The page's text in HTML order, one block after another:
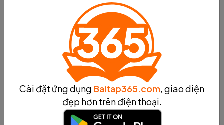
Áp suất cao có thể làm tăng độ tan của một số chất rắn
trong dung dịch bằng cách nén chúng lại gần nhau, tăng
khả năng tương tác với dung môi.
- Ngoài ra, áp suất cũng có thể ảnh hưởng đến điểm sôi
của dung dịch. Áp suất cao khiến cho các phân tử trong
dung dịch cần nhiều năng lượng hơn để vượt qua lực
áp suất và chuyển từ trạng thái lỏng sang trạng thái hơi.
Tóm lại, nhiệt độ và áp suất đều có ảnh hưởng lớn đến
tính chất của dung dịch. Nhiệt độ tăng có thể làm tăng
độ tan và điểm sôi của dung dịch, trong khi áp suất cao
Cài đặt ứng dụng Baitap365.com, giao diện
đẹp hơn trên điện thoại.